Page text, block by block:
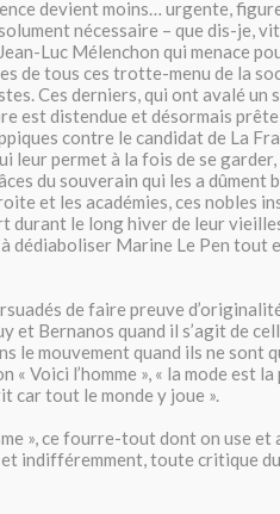
devient moins… urgente,
nécessaire – que dis-je,
Luc Mélenchon qui menace
de tous ces trotte-menu de la
Ces derniers, qui ont avalé un
est distendue et désormais
contre le candidat de La
leur permet à la fois de se
du souverain qui les a dûment
et les académies, ces nobles
durant le long hiver de leur
dédiaboliser Marine Le Pen tout
de faire preuve
et Bernanos quand il s’agit de
le mouvement quand ils ne sont
« Voici l’homme », « la mode est
car tout le monde y joue ».
», ce fourre-tout dont on use et
indifféremment, toute critique